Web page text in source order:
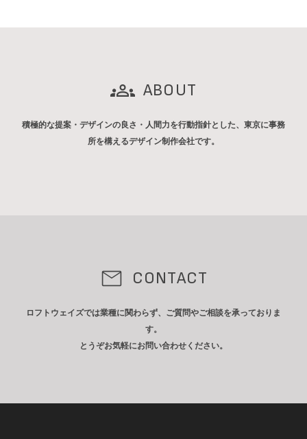
ABOUT
積極的な提案・デザインの良さ・人間力を行動指針とした、東京に事務
所を構えるデザイン制作会社です。
CONTACT
ロフトウェイズでは業種に関わらず、ご質問やご相談を承っておりま
す。
とうぞお気軽にお問い合わせください。